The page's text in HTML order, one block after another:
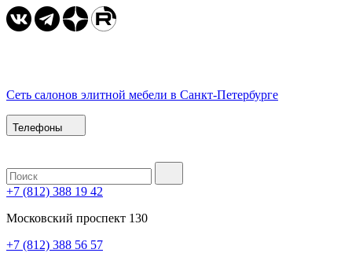
Сеть салонов элитной мебели в Санкт-Петербурге
Телефоны
+7 (812) 388 19 42
Московский проспект 130
+7 (812) 388 56 57